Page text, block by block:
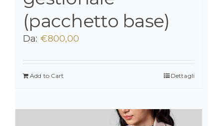
(pacchetto base)
Da: €800,00
Add to Cart Dettagli